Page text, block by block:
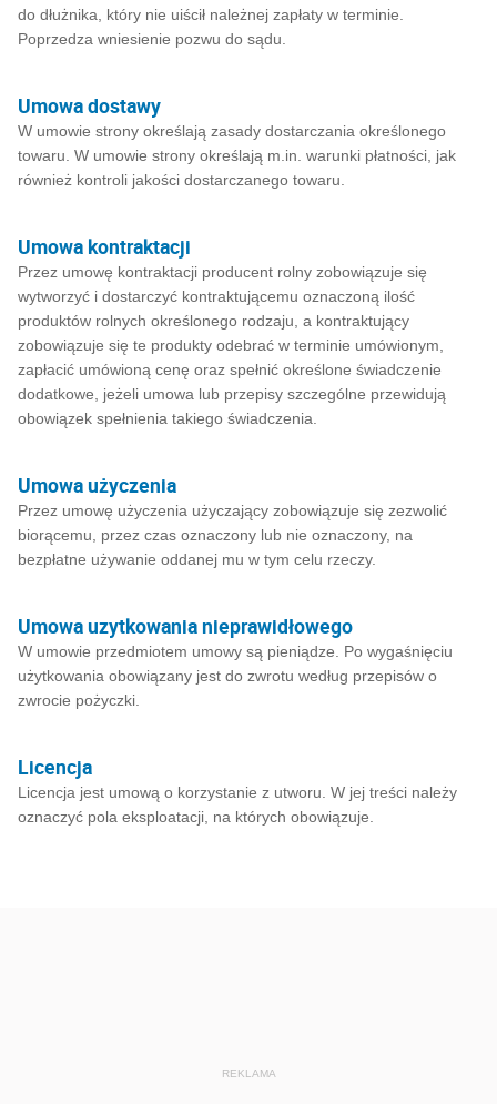
do dłużnika, który nie uiścił należnej zapłaty w terminie.
Poprzedza wniesienie pozwu do sądu.
Umowa dostawy
W umowie strony określają zasady dostarczania określonego
towaru. W umowie strony określają m.in. warunki płatności, jak
również kontroli jakości dostarczanego towaru.
Umowa kontraktacji
Przez umowę kontraktacji producent rolny zobowiązuje się
wytworzyć i dostarczyć kontraktującemu oznaczoną ilość
produktów rolnych określonego rodzaju, a kontraktujący
zobowiązuje się te produkty odebrać w terminie umówionym,
zapłacić umówioną cenę oraz spełnić określone świadczenie
dodatkowe, jeżeli umowa lub przepisy szczególne przewidują
obowiązek spełnienia takiego świadczenia.
Umowa użyczenia
Przez umowę użyczenia użyczający zobowiązuje się zezwolić
biorącemu, przez czas oznaczony lub nie oznaczony, na
bezpłatne używanie oddanej mu w tym celu rzeczy.
Umowa uzytkowania nieprawidłowego
W umowie przedmiotem umowy są pieniądze. Po wygaśnięciu
użytkowania obowiązany jest do zwrotu według przepisów o
zwrocie pożyczki.
Licencja
Licencja jest umową o korzystanie z utworu. W jej treści należy
oznaczyć pola eksploatacji, na których obowiązuje.
REKLAMA